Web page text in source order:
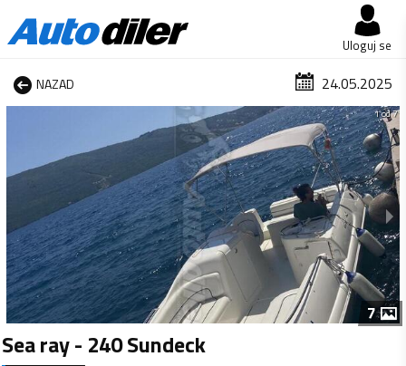
Uloguj se
NAZAD 24.05.2025
1 od 7
7
Sea ray - 240 Sundeck